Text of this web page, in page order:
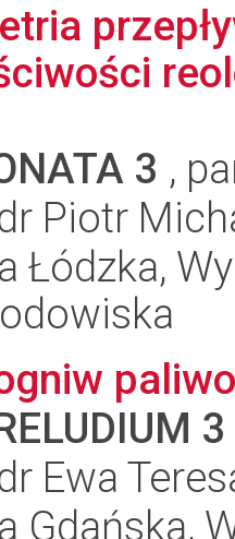
3 ,
Piotr
Łódzka,
3
Ewa
Gdańska,